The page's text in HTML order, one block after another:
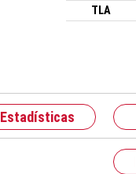
TLA
Estadísticas